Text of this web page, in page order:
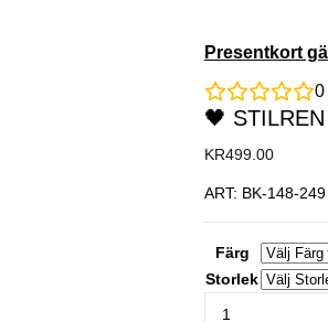
Presentkort
0
🖤
KR499.00
ART: BK-148-249
Färg
Storlek